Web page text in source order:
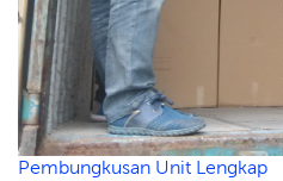
Pembungkusan Unit Lengkap